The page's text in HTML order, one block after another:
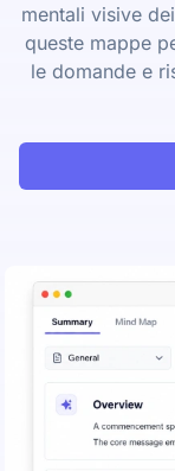
mentali visive
queste mappe
le domande e